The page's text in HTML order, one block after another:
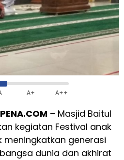
A+ A++
– Masjid Baitul
kegiatan Festival anak
meningkatkan generasi
dunia dan akhirat